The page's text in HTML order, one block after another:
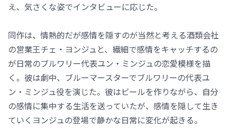
え、気さくな姿でインタビューに応じた。
同作は、情熱的だが感情を隠すのが当然と考える酒類会社
の営業王チェ・ヨンジュと、繊細で感情をキャッチするの
が日常のブルワリー代表ユン・ミンジュの恋愛模様を描
く。彼は劇中、ブルーマースターでブルワリーの代表ユ
ン・ミンジュ役を演じた。彼はビールを作りながら、自分
の感情に集中する生活を送っていたが、感情を隠して生き
ていくヨンジュの登場で静かな日常に変化が起きる。